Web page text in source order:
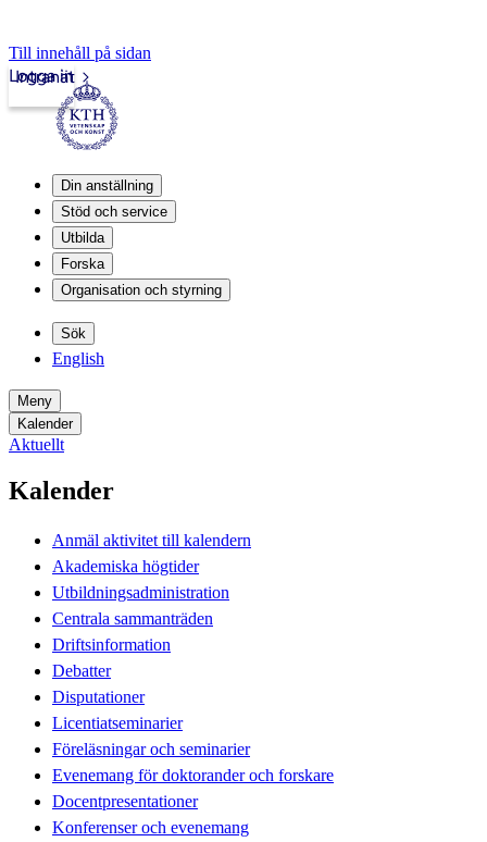
Till innehåll på sidan
Intranät
Logga in
Din anställning
Stöd och service
Utbilda
Forska
Organisation och styrning
Sök
English
Meny
Kalender
Aktuellt
Kalender
Anmäl aktivitet till kalendern
Akademiska högtider
Utbildningsadministration
Centrala sammanträden
Driftsinformation
Debatter
Disputationer
Licentiatseminarier
Föreläsningar och seminarier
Evenemang för doktorander och forskare
Docentpresentationer
Konferenser och evenemang